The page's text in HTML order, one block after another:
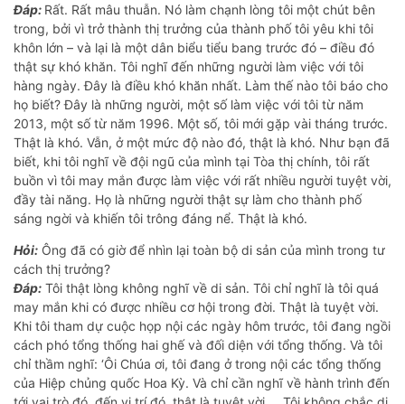
Đáp: Rất. Rất mâu thuẫn. Nó làm chạnh lòng tôi một chút bên
trong, bởi vì trở thành thị trưởng của thành phố tôi yêu khi tôi
khôn lớn – và lại là một dân biểu tiểu bang trước đó – điều đó
thật sự khó khăn. Tôi nghĩ đến những người làm việc với tôi
hàng ngày. Đây là điều khó khăn nhất. Làm thế nào tôi báo cho
họ biết? Đây là những người, một số làm việc với tôi từ năm
2013, một số từ năm 1996. Một số, tôi mới gặp vài tháng trước.
Thật là khó. Vẫn, ở một mức độ nào đó, thật là khó. Như bạn đã
biết, khi tôi nghĩ về đội ngũ của mình tại Tòa thị chính, tôi rất
buồn vì tôi may mắn được làm việc với rất nhiều người tuyệt vời,
đầy tài năng. Họ là những người thật sự làm cho thành phố
sáng ngời và khiến tôi trông đáng nể. Thật là khó.
Hỏi: Ông đã có giờ để nhìn lại toàn bộ di sản của mình trong tư
cách thị trưởng?
Đáp: Tôi thật lòng không nghĩ về di sản. Tôi chỉ nghĩ là tôi quá
may mắn khi có được nhiều cơ hội trong đời. Thật là tuyệt vời.
Khi tôi tham dự cuộc họp nội các ngày hôm trước, tôi đang ngồi
cách phó tổng thống hai ghế và đối diện với tổng thống. Và tôi
chỉ thầm nghĩ: ‘Ôi Chúa ơi, tôi đang ở trong nội các tổng thống
của Hiệp chủng quốc Hoa Kỳ. Và chỉ cần nghĩ về hành trình đến